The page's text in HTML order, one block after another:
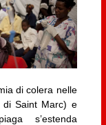
di colera nelle
di Saint Marc) e
s’estenda